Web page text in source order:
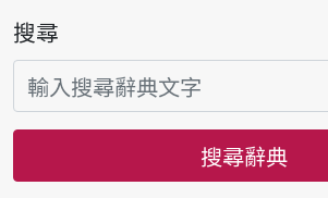
搜尋
搜尋辭典